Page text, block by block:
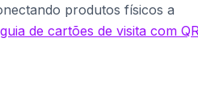
produtos físicos a
guia de cartões de visita com